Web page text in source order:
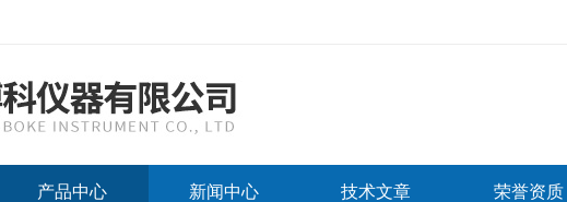
产品中心 新闻中心 技术文章 荣誉资质